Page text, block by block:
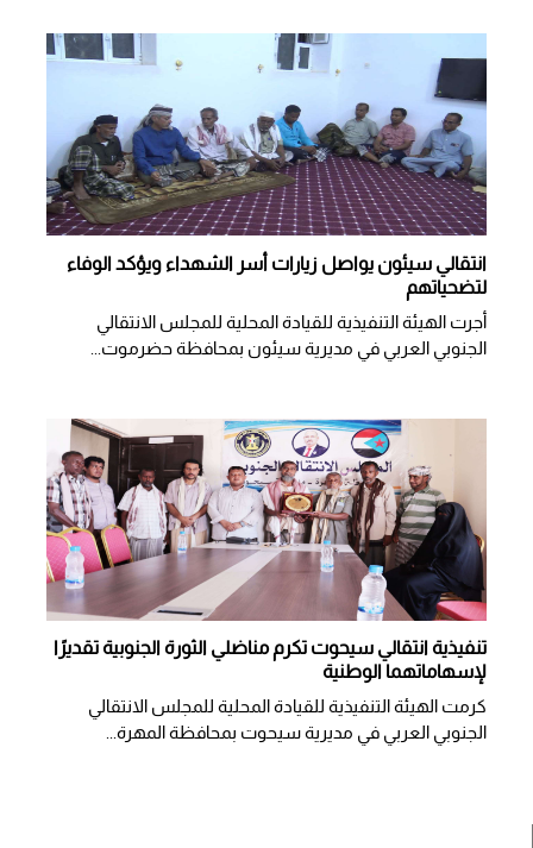
انتقالي سيئون يواصل زيارات أسر الشهداء ويؤكد الوفاء
لتضحياتهم
أجرت الهيئة التنفيذية للقيادة المحلية للمجلس الانتقالي
الجنوبي العربي في مديرية سيئون بمحافظة حضرموت...
تنفيذية انتقالي سيحوت تكرم مناضلي الثورة الجنوبية تقديرًا
لإسهاماتهما الوطنية
كرمت الهيئة التنفيذية للقيادة المحلية للمجلس الانتقالي
الجنوبي العربي في مديرية سيحوت بمحافظة المهرة...